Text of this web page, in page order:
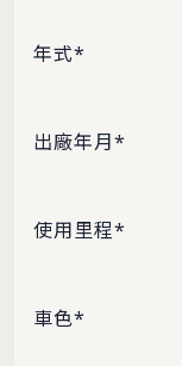
年式*
出廠年月*
使用里程*
車色*